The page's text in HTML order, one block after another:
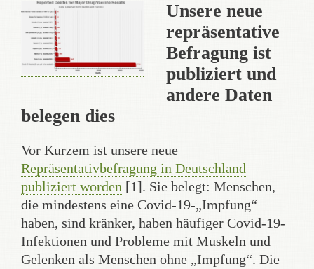
Unsere neue
repräsentative
Befragung ist
publiziert und
andere Daten
belegen dies
Vor Kurzem ist unsere neue
Repräsentativbefragung in Deutschland
publiziert worden [1]. Sie belegt: Menschen,
die mindestens eine Covid-19-„Impfung“
haben, sind kränker, haben häufiger Covid-19-
Infektionen und Probleme mit Muskeln und
Gelenken als Menschen ohne „Impfung“. Die